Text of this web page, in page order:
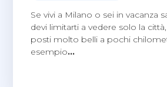
Se vivi a Milano o sei in vacanza
devi limitarti a vedere solo la
posti molto belli a pochi
esempio…